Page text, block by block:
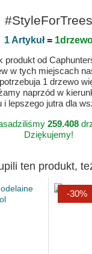
#StyleForTrees
1 Artykuł=
produkt od
w tych miejscach
1 drzewo
naprzód w
i lepszego jutra dla
259.408
Dziękujemy!
ten produkt,
-30%